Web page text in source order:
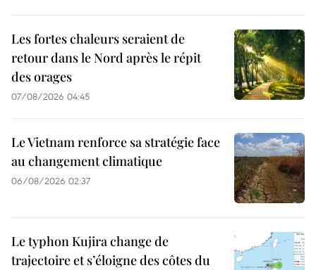
Les fortes chaleurs seraient de
retour dans le Nord après le répit
des orages
07/08/2026 04:45
Le Vietnam renforce sa stratégie face
au changement climatique
06/08/2026 02:37
Le typhon Kujira change de
trajectoire et s’éloigne des côtes du